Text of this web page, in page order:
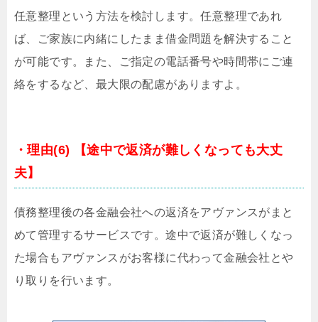
任意整理という方法を検討します。任意整理であれ
ば、ご家族に内緒にしたまま借金問題を解決すること
が可能です。また、ご指定の電話番号や時間帯にご連
絡をするなど、最大限の配慮がありますよ。
・理由(6) 【途中で返済が難しくなっても大丈
夫】
債務整理後の各金融会社への返済をアヴァンスがまと
めて管理するサービスです。途中で返済が難しくなっ
た場合もアヴァンスがお客様に代わって金融会社とや
り取りを行います。